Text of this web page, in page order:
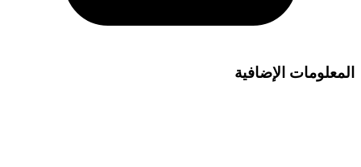
المعلومات الإضافية